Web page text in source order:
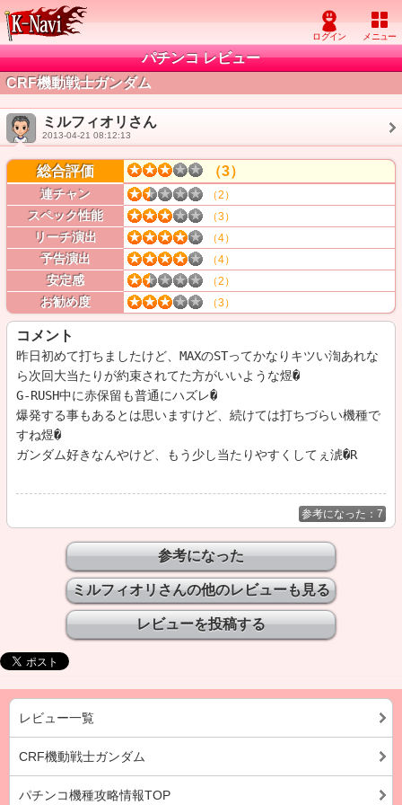
パチンコ レビュー
CRF機動戦士ガンダム
ミルフィオリさん
2013-04-21 08:12:13
総合評価 （3）
連チャン （2）
スペック性能 （3）
リーチ演出 （4）
予告演出 （4）
安定感 （2）
お勧め度 （3）
コメント
昨日初めて打ちましたけど、MAXのSTってかなりキツい渹あれな
ら次回大当たりが約束されてた方がいいような煜�
G-RUSH中に赤保留も普通にハズレ�
爆発する事もあるとは思いますけど、続けては打ちづらい機種で
すね煜�
参考になった：7
ミルフィオリさんの他のレビューも見る
レビュー一覧
CRF機動戦士ガンダム
パチンコ機種攻略情報TOP